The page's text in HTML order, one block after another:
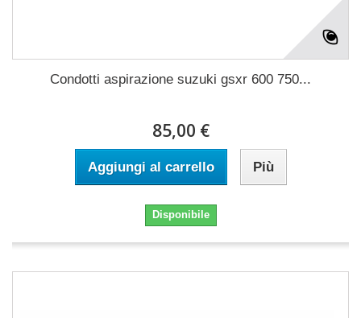
Condotti aspirazione suzuki gsxr 600 750...
85,00 €
Aggiungi al carrello Più
Disponibile